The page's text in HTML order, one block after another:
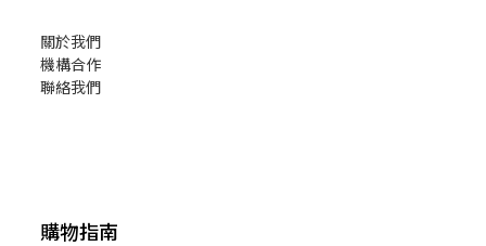
關於我們
機構合作
聯絡我們
購物指南